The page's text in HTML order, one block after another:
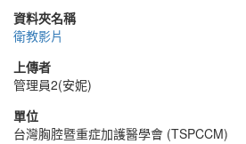
資料夾名稱
衛教影片
上傳者
管理員2(安妮)
單位
台灣胸腔暨重症加護醫學會 (TSPCCM)